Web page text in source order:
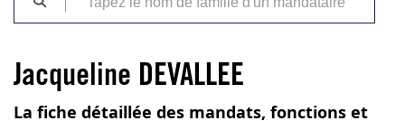
Jacqueline DEVALLEE
La fiche détaillée des mandats, fonctions et